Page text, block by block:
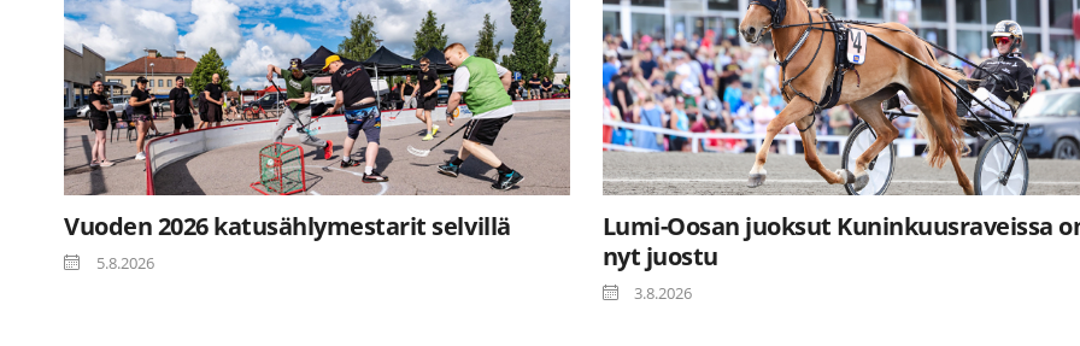
Vuoden 2026 katusählymestarit selvillä
5.8.2026
Lumi-Oosan juoksut Kuninkuusraveissa
nyt juostu
3.8.2026